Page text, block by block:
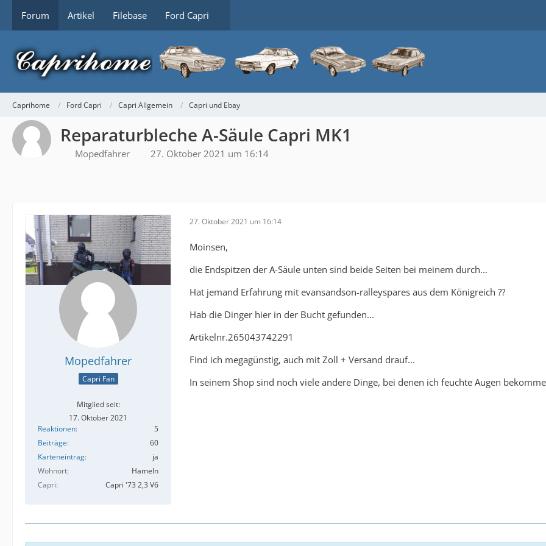
Forum Artikel Filebase Ford Capri
Caprihome Ford Capri Capri Allgemein Capri und Ebay
Reparaturbleche A-Säule Capri MK1
Mopedfahrer 27. Oktober 2021 um 16:14
Mopedfahrer
Capri Fan
Mitglied seit:
17. Oktober 2021
Reaktionen
5
Beiträge
60
Karteneintrag
ja
Wohnort
Hameln
Capri
Capri '73 2,3 V6
27. Oktober 2021 um 16:14
Moinsen,
die Endspitzen der A-Säule unten sind beide Seiten bei meinem durch...
Hat jemand Erfahrung mit evansandson-ralleyspares aus dem Königreich ??
Hab die Dinger hier in der Bucht gefunden...
Artikelnr.265043742291
Find ich megagünstig, auch mit Zoll + Versand drauf...
In seinem Shop sind noch viele andere Dinge, bei denen ich feuchte Augen bekomme